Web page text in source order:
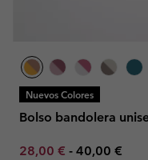
Nuevos Colores
Bolso bandolera
Minimum sale price:
28,00 € - Maximum
40,00 €